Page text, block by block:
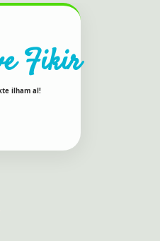
Fikir
ilham al!